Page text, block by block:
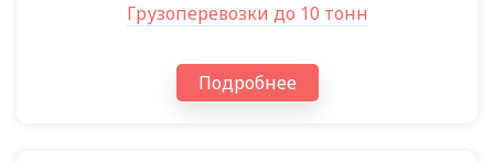
Грузоперевозки до 10 тонн
Подробнее